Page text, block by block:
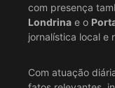
com presença
Londrina e o
jornalística local e
Com atuação